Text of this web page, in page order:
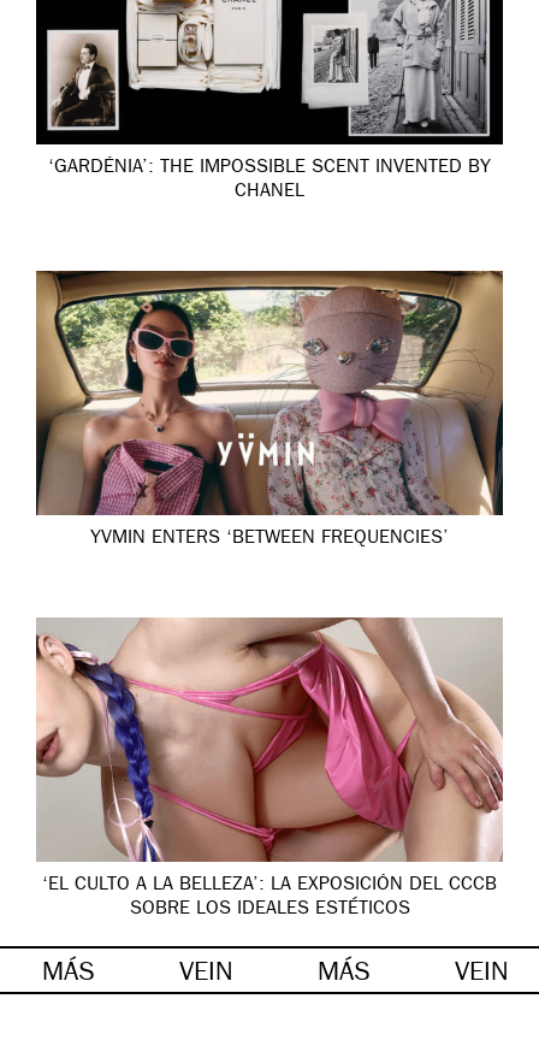
‘GARDÉNIA’: THE IMPOSSIBLE SCENT INVENTED BY
CHANEL
YVMIN ENTERS ‘BETWEEN FREQUENCIES’
‘EL CULTO A LA BELLEZA’: LA EXPOSICIÓN DEL CCCB
SOBRE LOS IDEALES ESTÉTICOS
MÁS VEIN MÁS VEIN